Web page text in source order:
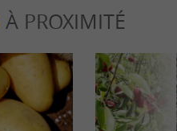
À PROXIMITÉ